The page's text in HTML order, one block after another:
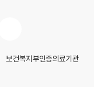
보건복지부인증의료기관